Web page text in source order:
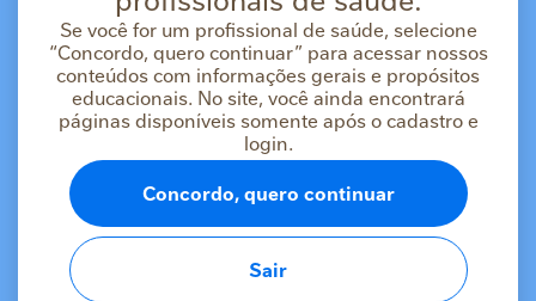
As informações deste conteúdo estão
destinadas apenas a profissionais da saúde
Se você é um profissional da saúde, faça login ou
cadastre-se para acessar o conteúdo.
Logar
Se você for um profissional de saúde, selecione
“Concordo, quero continuar” para acessar nossos
conteúdos com informações gerais e propósitos
educacionais. No site, você ainda encontrará
páginas disponíveis somente após o cadastro e
login.
Concordo, quero continuar
Sair